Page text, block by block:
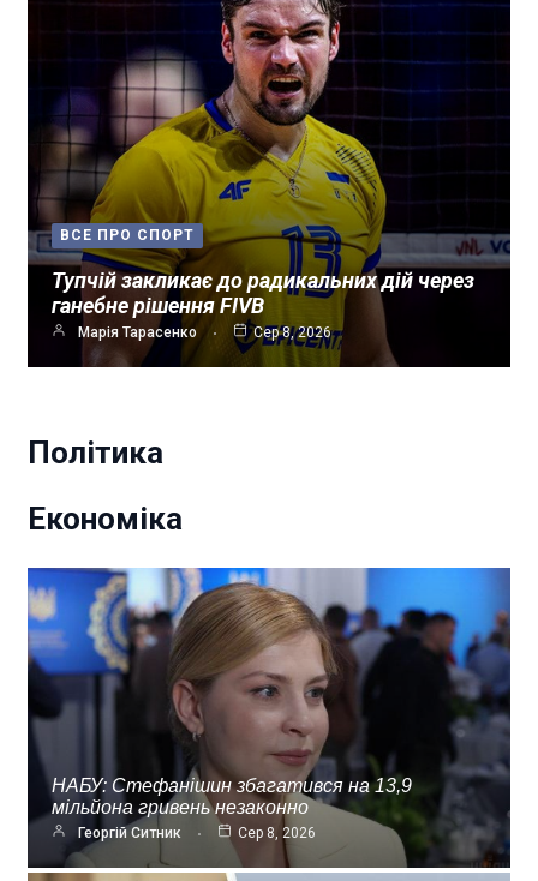
ВСЕ ПРО СПОРТ
Тупчій закликає до радикальних дій через
ганебне рішення FIVB
Марія Тарасенко Сер 8, 2026
Політика
Економіка
НАБУ: Стефанішин збагатився на 13,9
мільйона гривень незаконно
Георгій Ситник Сер 8, 2026